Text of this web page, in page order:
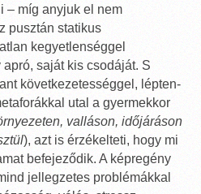
– míg anyjuk el nem
pusztán statikus
kegyetlenséggel
saját kis csodáját. S
következetességgel, lépten-
utal a gyermekkor
valláson, időjáráson
), azt is érzékelteti, hogy mi
befejeződik. A képregény
jellegzetes problémákkal